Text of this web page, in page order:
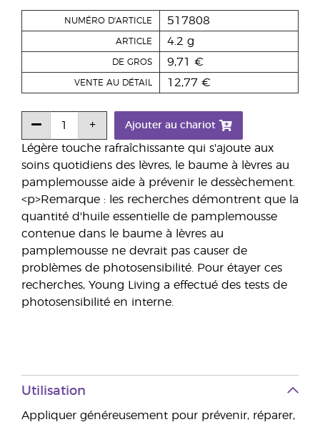
Légère touche rafraîchissante qui s'ajoute aux
soins quotidiens des lèvres, le baume à lèvres au
pamplemousse aide à prévenir le dessèchement.
<p>Remarque : les recherches démontrent que la
quantité d'huile essentielle de pamplemousse
contenue dans le baume à lèvres au
pamplemousse ne devrait pas causer de
problèmes de photosensibilité. Pour étayer ces
recherches, Young Living a effectué des tests de
photosensibilité en interne.
NUMÉRO D'ARTICLE 517808
ARTICLE 4.2 g
DE GROS 9,71 €
VENTE AU DÉTAIL 12,77 €
Ajouter au chariot
Utilisation
Appliquer généreusement pour prévenir, réparer,